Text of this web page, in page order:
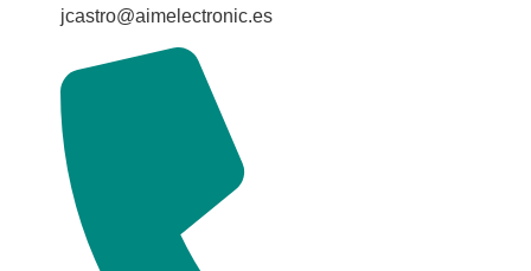
jcastro@aimelectronic.es